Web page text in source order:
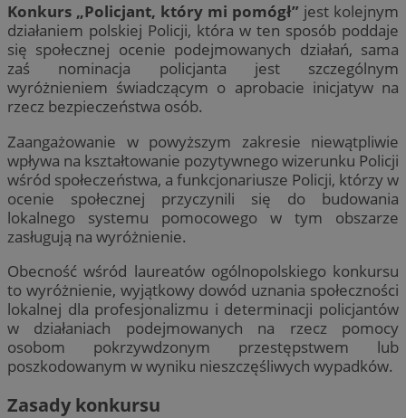
Konkurs „Policjant, który mi pomógł” jest kolejnym
działaniem polskiej Policji, która w ten sposób poddaje
się społecznej ocenie podejmowanych działań, sama
zaś nominacja policjanta jest szczególnym
wyróżnieniem świadczącym o aprobacie inicjatyw na
rzecz bezpieczeństwa osób.
Zaangażowanie w powyższym zakresie niewątpliwie
wpływa na kształtowanie pozytywnego wizerunku Policji
wśród społeczeństwa, a funkcjonariusze Policji, którzy w
ocenie społecznej przyczynili się do budowania
lokalnego systemu pomocowego w tym obszarze
zasługują na wyróżnienie.
Obecność wśród laureatów ogólnopolskiego konkursu
to wyróżnienie, wyjątkowy dowód uznania społeczności
lokalnej dla profesjonalizmu i determinacji policjantów
w działaniach podejmowanych na rzecz pomocy
osobom pokrzywdzonym przestępstwem lub
poszkodowanym w wyniku nieszczęśliwych wypadków.
Zasady konkursu